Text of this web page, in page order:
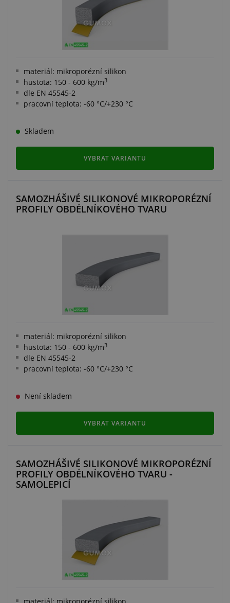
materiál: mikroporézní silikon
hustota: 150 - 600 kg/m3
dle EN 45545-2
pracovní teplota: -60 °C/+230 °C
Skladem
VYBRAT VARIANTU
SAMOZHÁŠIVÉ SILIKONOVÉ MIKROPORÉZNÍ
PROFILY OBDÉLNÍKOVÉHO TVARU
materiál: mikroporézní silikon
hustota: 150 - 600 kg/m3
dle EN 45545-2
pracovní teplota: -60 °C/+230 °C
Není skladem
VYBRAT VARIANTU
SAMOZHÁŠIVÉ SILIKONOVÉ MIKROPORÉZNÍ
PROFILY OBDÉLNÍKOVÉHO TVARU -
SAMOLEPICÍ